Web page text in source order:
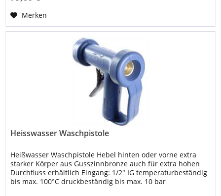
Merken
Heisswasser Waschpistole
Heißwasser Waschpistole Hebel hinten oder vorne extra
starker Körper aus Gusszinnbronze auch für extra hohen
Durchfluss erhältlich Eingang: 1/2" IG temperaturbeständig
bis max. 100°C druckbeständig bis max. 10 bar